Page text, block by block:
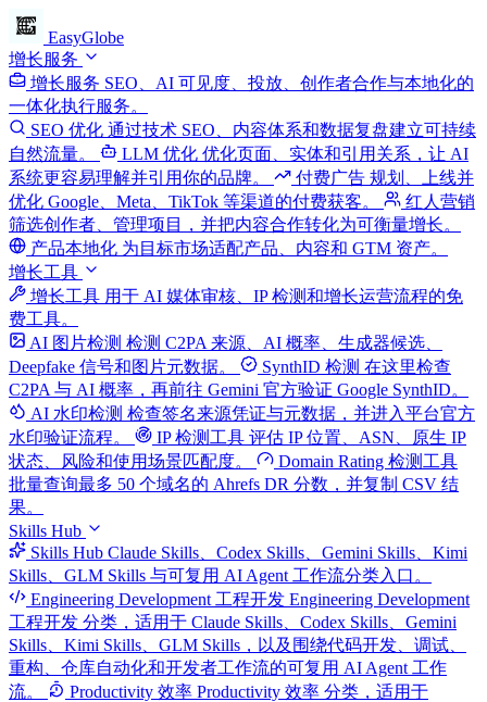
EasyGlobe
增长服务
增长服务 SEO、AI 可见度、投放、创作者合作与本地化的
一体化执行服务。
SEO 优化 通过技术 SEO、内容体系和数据复盘建立可持续
自然流量。
LLM 优化 优化页面、实体和引用关系，让 AI
系统更容易理解并引用你的品牌。
付费广告 规划、上线并
优化 Google、Meta、TikTok 等渠道的付费获客。
红人营销
筛选创作者、管理项目，并把内容合作转化为可衡量增长。
产品本地化 为目标市场适配产品、内容和 GTM 资产。
增长工具
增长工具 用于 AI 媒体审核、IP 检测和增长运营流程的免
费工具。
AI 图片检测 检测 C2PA 来源、AI 概率、生成器候选、
Deepfake 信号和图片元数据。
SynthID 检测 在这里检查
C2PA 与 AI 概率，再前往 Gemini 官方验证 Google SynthID。
AI 水印检测 检查签名来源凭证与元数据，并进入平台官方
水印验证流程。
IP 检测工具 评估 IP 位置、ASN、原生 IP
状态、风险和使用场景匹配度。
Domain Rating 检测工具
批量查询最多 50 个域名的 Ahrefs DR 分数，并复制 CSV 结
果。
Skills Hub
Skills Hub Claude Skills、Codex Skills、Gemini Skills、Kimi
Skills、GLM Skills 与可复用 AI Agent 工作流分类入口。
Engineering Development 工程开发 Engineering Development
工程开发 分类，适用于 Claude Skills、Codex Skills、Gemini
Skills、Kimi Skills、GLM Skills，以及围绕代码开发、调试、
重构、仓库自动化和开发者工作流的可复用 AI Agent 工作
流。
Productivity 效率 Productivity 效率 分类，适用于